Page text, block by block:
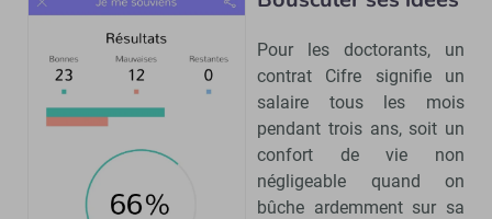
Pour les doctorants, un
contrat Cifre signifie un
salaire tous les mois
pendant trois ans, soit un
confort de vie non
négligeable quand on
bûche ardemment sur sa